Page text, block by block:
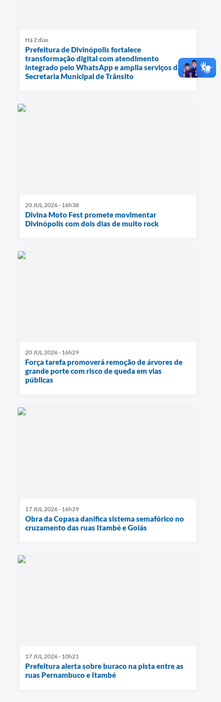
Há 2 dias
Prefeitura de Divinópolis fortalece
transformação digital com atendimento
integrado pelo WhatsApp e amplia serviços da
Secretaria Municipal de Trânsito
20 JUL 2026 - 16h38
Divina Moto Fest promete movimentar
Divinópolis com dois dias de muito rock
20 JUL 2026 - 16h29
Força tarefa promoverá remoção de árvores de
grande porte com risco de queda em vias
públicas
17 JUL 2026 - 16h29
Obra da Copasa danifica sistema semafórico no
cruzamento das ruas Itambé e Goiás
17 JUL 2026 - 10h21
Prefeitura alerta sobre buraco na pista entre as
ruas Pernambuco e Itambé